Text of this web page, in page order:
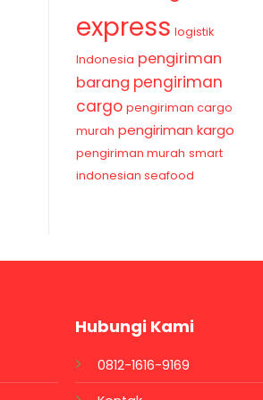
express logistik
Indonesia pengiriman
barang pengiriman
cargo pengiriman cargo
murah pengiriman kargo
pengiriman murah smart
indonesian seafood
Hubungi Kami
0812-1616-9169